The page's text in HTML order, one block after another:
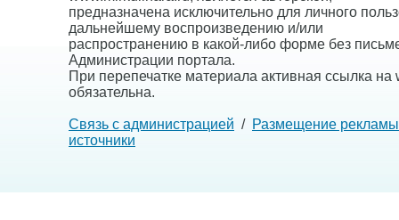
предназначена исключительно для личного
дальнейшему воспроизведению и/или
распространению в какой-либо форме без
Администрации портала.
При перепечатке материала активная ссылка на
обязательна.
Связь с администрацией / Размещение рекламы
источники